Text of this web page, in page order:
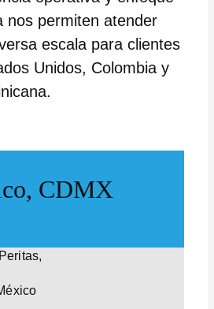
nos permiten atender
escala para clientes
Unidos, Colombia y
CDMX